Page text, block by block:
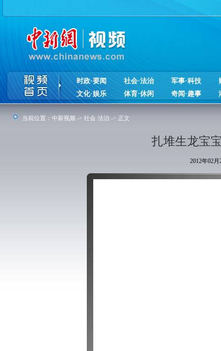
时政·要闻 社会·法治 军事·科技
文化·娱乐
体育·休闲 奇闻·趣事
当前位置： 中新视频 -> 社会·法治 -> 正文
扎堆生龙宝
2012年02